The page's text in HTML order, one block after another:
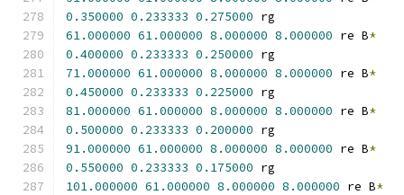
0.350000 0.233333 0.275000 rg
61.000000 61.000000 8.000000 8.000000 re B*
0.400000 0.233333 0.250000 rg
71.000000 61.000000 8.000000 8.000000 re B*
0.450000 0.233333 0.225000 rg
81.000000 61.000000 8.000000 8.000000 re B*
0.500000 0.233333 0.200000 rg
91.000000 61.000000 8.000000 8.000000 re B*
0.550000 0.233333 0.175000 rg
101.000000 61.000000 8.000000 8.000000 re B*